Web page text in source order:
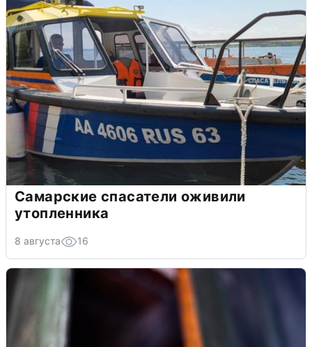
Самарские спасатели оживили
утопленника
8 августа 16